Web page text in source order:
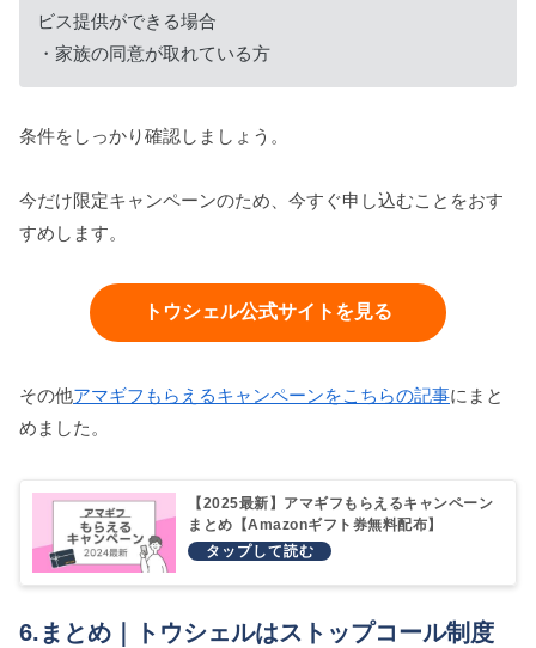
ビス提供ができる場合
・家族の同意が取れている方
条件をしっかり確認しましょう。
今だけ限定キャンペーンのため、今すぐ申し込むことをおす
すめします。
トウシェル公式サイトを見る
その他アマギフもらえるキャンペーンをこちらの記事にまと
めました。
【2025最新】アマギフもらえるキャンペーン
まとめ【Amazonギフト券無料配布】
6.まとめ｜トウシェルはストップコール制度